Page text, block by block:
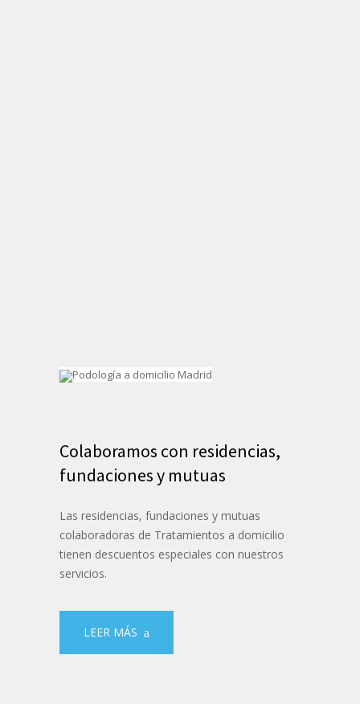
Colaboramos con residencias,
fundaciones y mutuas
Las residencias, fundaciones y mutuas
colaboradoras de Tratamientos a domicilio
tienen descuentos especiales con nuestros
servicios.
LEER MÁS